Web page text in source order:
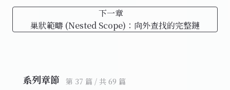
下一章
巢狀範疇 (Nested Scope)：向外查找的完整鏈
系列章節 第 37 篇 / 共 69 篇